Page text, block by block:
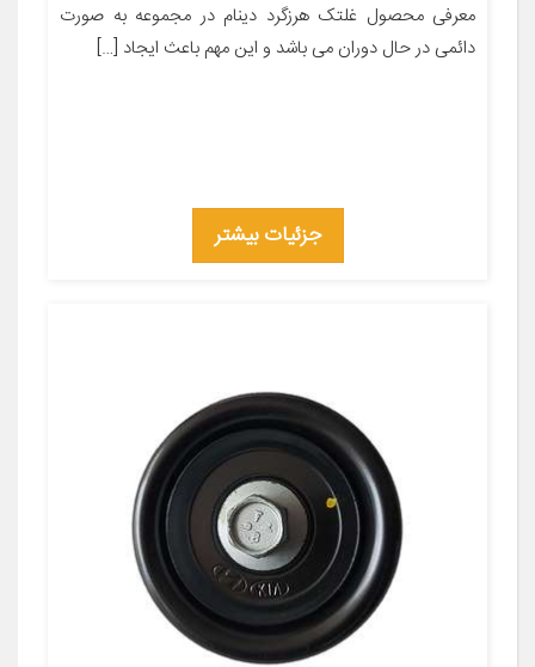
معرفی محصول غلتک هرزگرد دینام در مجموعه به صورت
دائمی در حال دوران می باشد و این مهم باعث ایجاد […]
جزئیات بیشتر